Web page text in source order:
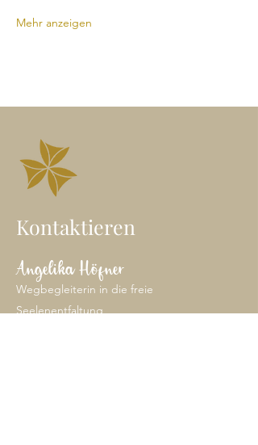
Mehr anzeigen
Kontaktieren
Angelika Höfner
Wegbegleiterin in die freie
Seelenentfaltung